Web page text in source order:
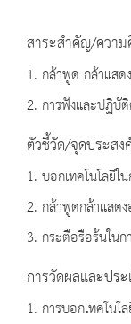
สาระสำคัญ/ควา
1. กล้าพูด กล้าแสด
2. การฟังและปฏิบั
ตัวชี้วัด/จุดประสง
1. บอกเทคโนโลยีใ
2. กล้าพูดกล้าแสด
3. กระตือรือร้นใน
การวัดผลและปร
1. การบอกเทคโนโ